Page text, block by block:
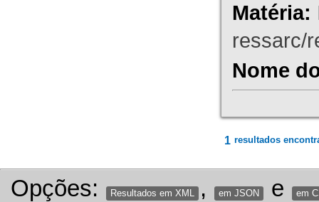
Matéria:
ressarc/
Nome
1 resultados
Opções: Resultados em XML , em JSON e em